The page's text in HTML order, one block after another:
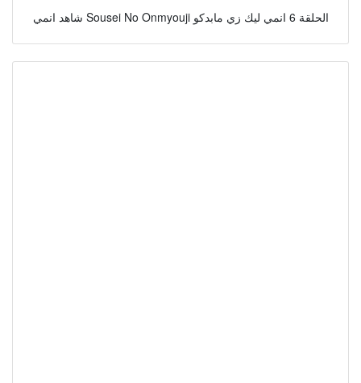
شاهد انمي Sousei No Onmyouji الحلقة 6 انمي ليك زي مابدكو